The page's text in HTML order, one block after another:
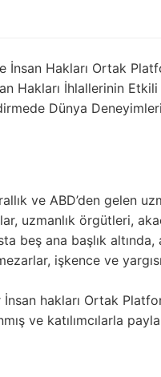
İnsan Hakları Ortak
Hakları İhlallerinin
Dünya
ve ABD’den gelen
uzmanlık örgütleri,
beş ana başlık
işkence ve
hakları Ortak
ve katılımcılarla